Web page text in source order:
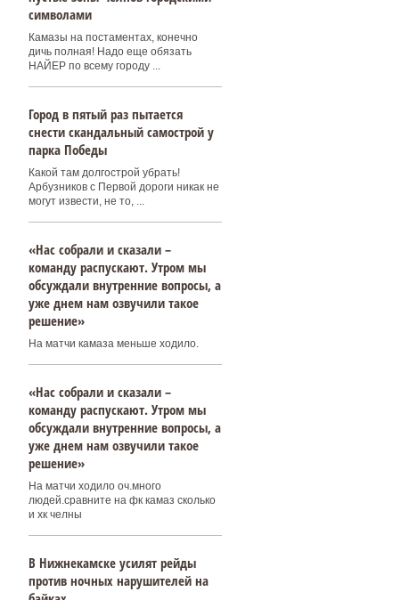
символами
Камазы на постаментах, конечно
дичь полная! Надо еще обязать
НАЙЕР по всему городу ...
Город в пятый раз пытается
снести скандальный самострой у
парка Победы
Какой там долгострой убрать!
Арбузников с Первой дороги никак не
могут извести, не то, ...
«Нас собрали и сказали –
команду распускают. Утром мы
обсуждали внутренние вопросы, а
уже днем нам озвучили такое
решение»
На матчи камаза меньше ходило.
«Нас собрали и сказали –
команду распускают. Утром мы
обсуждали внутренние вопросы, а
уже днем нам озвучили такое
решение»
На матчи ходило оч.много
людей.сравните на фк камаз сколько
и хк челны
В Нижнекамске усилят рейды
против ночных нарушителей на